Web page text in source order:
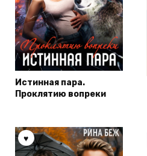
Истинная пара.
Проклятию вопреки